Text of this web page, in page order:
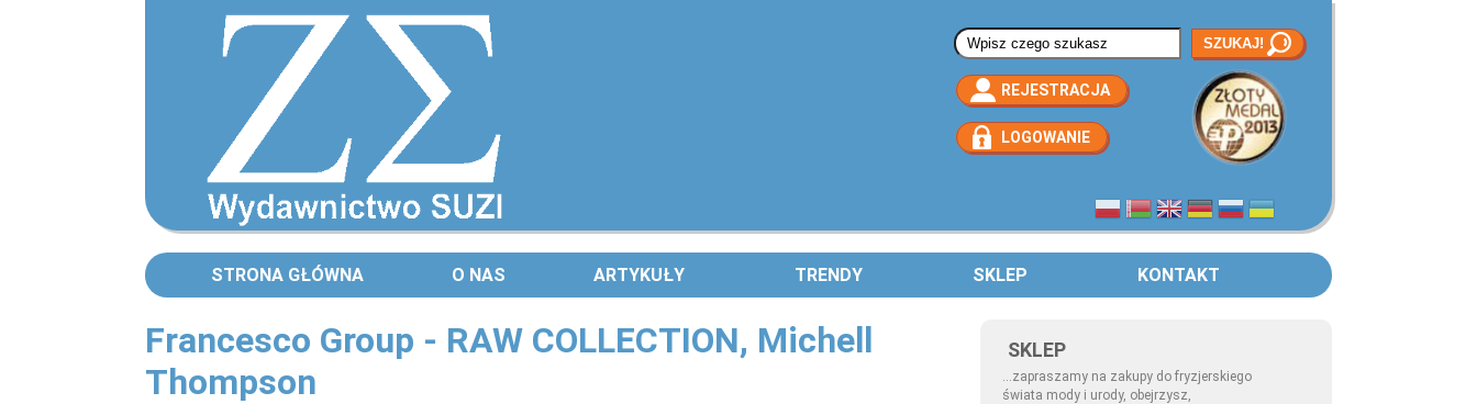
Formularz wyszukiwania
REJESTRACJA
LOGOWANIE
STRONA GŁÓWNA O NAS ARTYKUŁY TRENDY SKLEP KONTAKT
SKLEP
...zapraszamy na zakupy do fryzjerskiego
świata mody i urody, obejrzysz,
Francesco Group - RAW COLLECTION, Michell
Thompson